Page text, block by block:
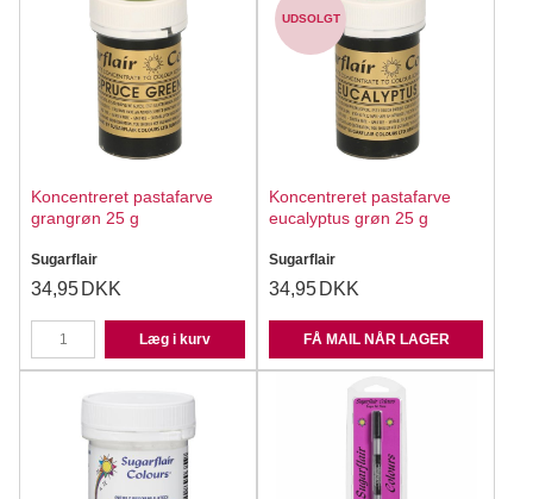
Koncentreret pastafarve
grangrøn 25 g
Sugarflair
34,95 DKK
Læg i kurv
UDSOLGT
Koncentreret pastafarve
eucalyptus grøn 25 g
Sugarflair
34,95 DKK
FÅ MAIL NÅR LAGER